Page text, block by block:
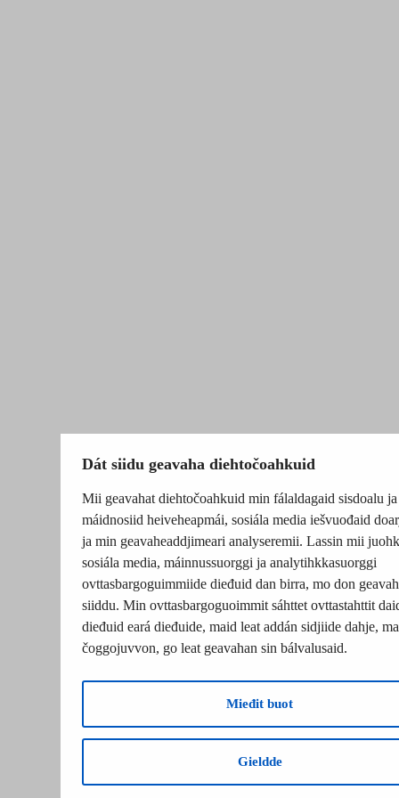
Dát siidu geavaha diehtočoahkuid
Mii geavahat diehtočoahkuid min fálaldagaid sisdoalu ja
máidnosiid heiveheapmái, sosiála media iešvuođaid
ja min geavaheaddjimeari analyseremii. Lassin mii
sosiála media, máinnussuorggi ja analytihkkasuorggi
ovttasbargoguimmiide dieđuid dan birra, mo don
siiddu. Min ovttasbargoguoimmit sáhttet ovttastahttit
dieđuid eará dieđuide, maid leat addán sidjiide dahje,
čoggojuvvon, go leat geavahan sin bálvalusaid.
Mieđit buot
Gieldde